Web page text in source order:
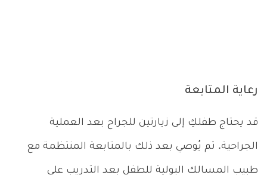
رعاية المتابعة
قد يحتاج طفلكِ إلى زيارتين للجراح بعد العملية
الجراحية. ثم يُوصي بعد ذلك بالمتابعة المنتظمة مع
طبيب المسالك البولية للطفل بعد التدريب على